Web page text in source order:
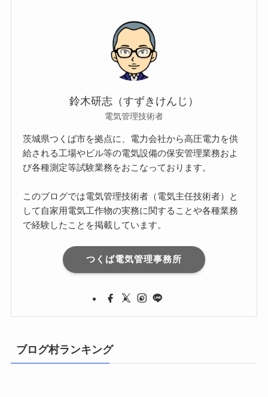
鈴木研志（すずきけんじ）
電気管理技術者
茨城県つくば市を拠点に、電力会社から高圧電力を供
給される工場やビル等の電気設備の保安管理業務およ
び各種測定等試験業務をおこなっております。
このブログでは電気管理技術者（電気主任技術者）と
して自家用電気工作物の実務に関することや各種業務
で経験したことを掲載しています。
つくば電気管理事務所
ブログ村ランキング